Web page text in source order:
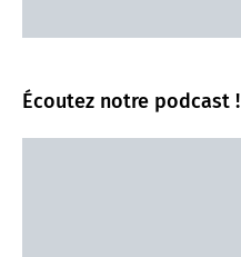
Écoutez notre podcast !